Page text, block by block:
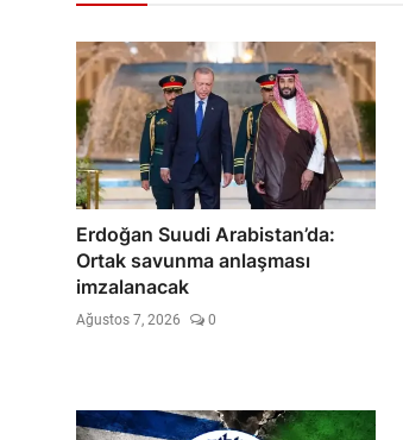
Erdoğan Suudi Arabistan’da:
Ortak savunma anlaşması
imzalanacak
Ağustos 7, 2026 0